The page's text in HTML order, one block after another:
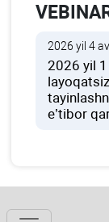
2026 yil 4
2026 yil
e’tibor